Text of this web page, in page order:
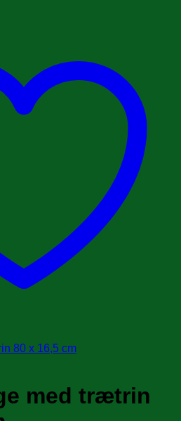
med trætrin